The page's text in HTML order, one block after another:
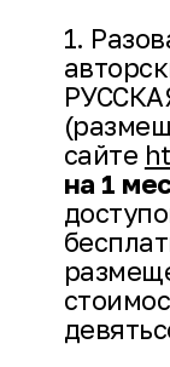
1.
сайте
на 1